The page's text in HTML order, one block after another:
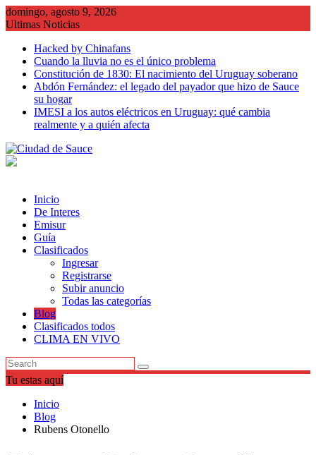
Saltar
al
domingo, agosto 9, 2026
Ultimas Noticias
Hacked by Chinafans
Cuando la lluvia no es el único problema
Constitución de 1830: El nacimiento del Uruguay soberano
Abdón Fernández: el legado del payador que hizo de Sauce
su hogar
IMESI a los autos eléctricos en Uruguay: qué cambia
realmente y a quién afecta
Inicio
De Interes
Emisur
Guía
Clasificados
Ingresar
Registrarse
Subir anuncio
Todas las categorías
Blog
Clasificados todos
CLIMA EN VIVO
Tu estas aquí
Inicio
Blog
Rubens Otonello